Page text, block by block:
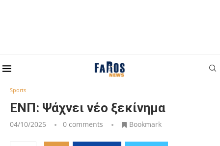
Home ΕΝΠ: Ψάχνει νέο ξεκίνημα
Sports
ΕΝΠ: Ψάχνει νέο ξεκίνημα
04/10/2025 0 comments Bookmark